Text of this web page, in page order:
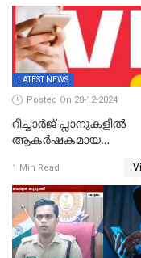
LATEST NEWS
Posted On 28-12-2024
റീച്ചാര്‍ജ് പ്ലാനുകളില്‍
ആകർഷകമായ
വരുത്തി വിഐ
1 Min Read